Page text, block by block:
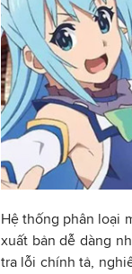
Hệ thống phân loại
xuất bản dễ dàng
tra lỗi chính tả,